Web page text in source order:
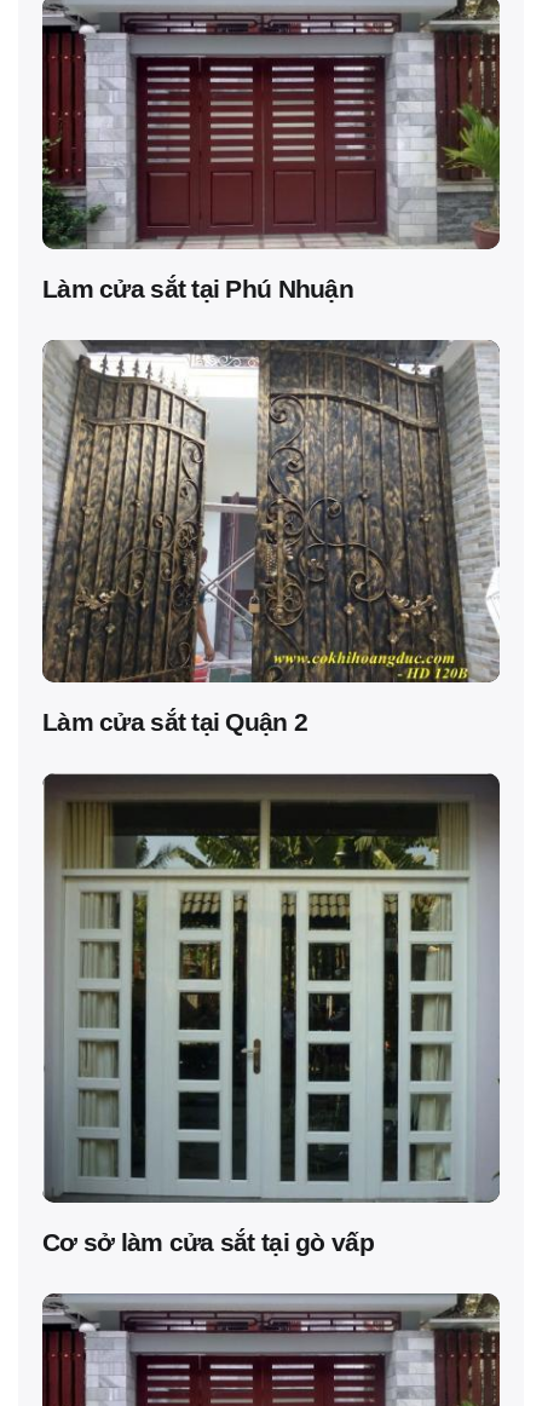
Làm cửa sắt tại Phú Nhuận
Làm cửa sắt tại Quận 2
Cơ sở làm cửa sắt tại gò vấp